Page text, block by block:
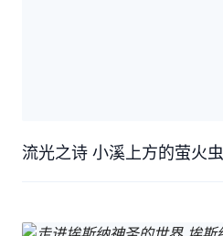
流光之诗 小溪上方的萤火虫